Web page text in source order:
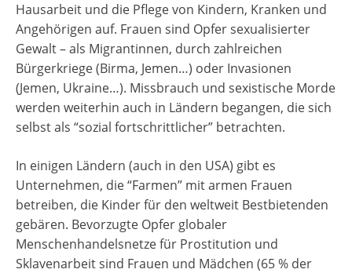
Hausarbeit und die Pflege von Kindern, Kranken und
Angehörigen auf. Frauen sind Opfer sexualisierter
Gewalt – als Migrantinnen, durch zahlreichen
Bürgerkriege (Birma, Jemen…) oder Invasionen
(Jemen, Ukraine…). Missbrauch und sexistische Morde
werden weiterhin auch in Ländern begangen, die sich
selbst als “sozial fortschrittlicher” betrachten.
In einigen Ländern (auch in den USA) gibt es
Unternehmen, die “Farmen” mit armen Frauen
betreiben, die Kinder für den weltweit Bestbietenden
gebären. Bevorzugte Opfer globaler
Menschenhandelsnetze für Prostitution und
Sklavenarbeit sind Frauen und Mädchen (65 % der